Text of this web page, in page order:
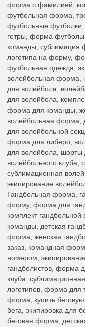
форма с фамилией,
футбольная форма,
футбольные
гетры, форма
команды, сублимация
логотипа на форму,
футбольная одежда,
волейбольная форма,
для волейбола,
для волейбола,
форма для команды,
волейбольная форма,
для волейбольной
форма для либеро,
для волейбола,
волейбольного клуба,
сублимационная
экипирование
Гандбольная форма,
форму, форма для
комплект
команды, детская
форма, женская
заказ, командная
номером,
гандболистов, форма
клуба,
логотипов, форма для
форма, купить
бега, экипировка для
беговая форма,